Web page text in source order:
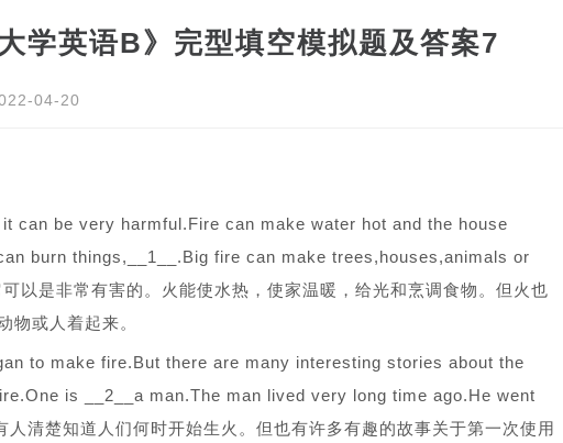
学英语B》完型填空模拟题及答案7
04-20
can be very harmful.Fire can make water hot and the house
burn things,__1__.Big fire can make trees,houses,animals or
以是非常有害的。火能使水热，使家温暖，给光和烹调食物。但火也
物或人着起来。
to make fire.But there are many interesting stories about the
is __2__a man.The man lived very long time ago.He went
清楚知道人们何时开始生火。但也有许多有趣的故事关于第一次使用